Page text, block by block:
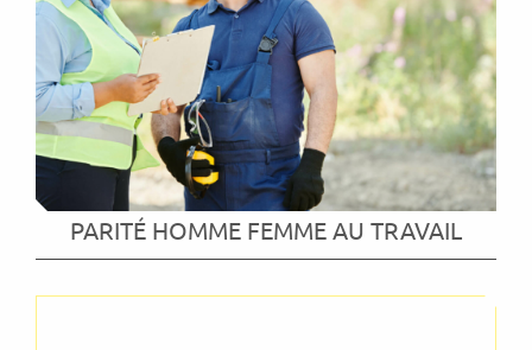
PARITÉ HOMME FEMME AU TRAVAIL